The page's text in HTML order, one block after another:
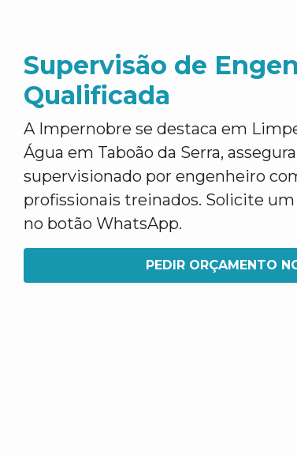
Supervisão de
Qualificada
A Impernobre se destaca em
Água em Taboão da Serra,
supervisionado por engenheiro
profissionais treinados. Solicite
no botão WhatsApp.
PEDIR ORÇAMENTO